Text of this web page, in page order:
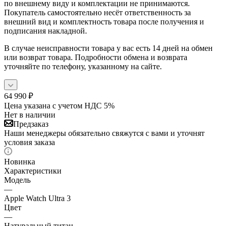
по внешнему виду и комплектации не принимаются.
Покупатель самостоятельно несёт ответственность за
внешний вид и комплектность товара после получения и
подписания накладной.
В случае неисправности товара у вас есть 14 дней на обмен
или возврат товара. Подробности обмена и возврата
уточняйте по телефону, указанному на сайте.
64 990 ₽
Цена указана с учетом НДС 5%
Нет в наличии
Предзаказ
Наши менеджеры обязательно свяжутся с вами и уточнят
условия заказа
Новинка
Характеристики
Модель
—
Apple Watch Ultra 3
Цвет
—